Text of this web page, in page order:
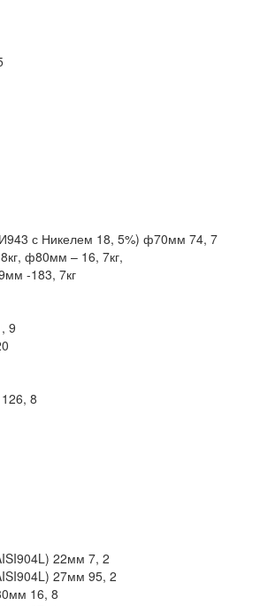
с Никелем 18, 5%) ф70мм 74, 7
ф80мм – 16, 7кг,
-183, 7кг
9
8
22мм 7, 2
27мм 95, 2
16, 8